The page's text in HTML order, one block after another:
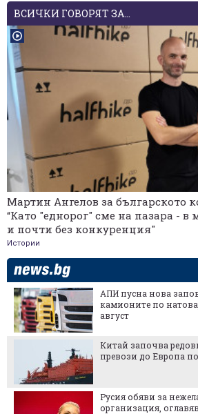
ВСИЧКИ ГОВОРЯТ ЗА...
Мартин Ангелов за българското
“Като "еднорог" сме на пазара -
и почти без конкуренция"
Истории
АПИ пусна нова
камионите по
август
Китай започва
превози до Европа
Русия обяви за
организация,